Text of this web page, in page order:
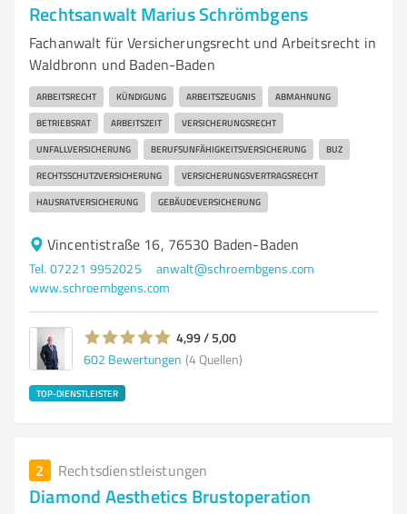
Rechtsanwalt Marius Schrömbgens
Fachanwalt für Versicherungsrecht und Arbeitsrecht in
Waldbronn und Baden-Baden
ARBEITSRECHT KÜNDIGUNG ARBEITSZEUGNIS ABMAHNUNG
BETRIEBSRAT ARBEITSZEIT VERSICHERUNGSRECHT
UNFALLVERSICHERUNG BERUFSUNFÄHIGKEITSVERSICHERUNG BUZ
RECHTSSCHUTZVERSICHERUNG VERSICHERUNGSVERTRAGSRECHT
HAUSRATVERSICHERUNG GEBÄUDEVERSICHERUNG
Vincentistraße 16, 76530 Baden-Baden
Tel. 07221 9952025
anwalt@schroembgens.com
www.schroembgens.com
4,99 / 5,00
602 Bewertungen (4 Quellen)
TOP-DIENSTLEISTER
2 Rechtsdienstleistungen
Diamond Aesthetics Brustoperation